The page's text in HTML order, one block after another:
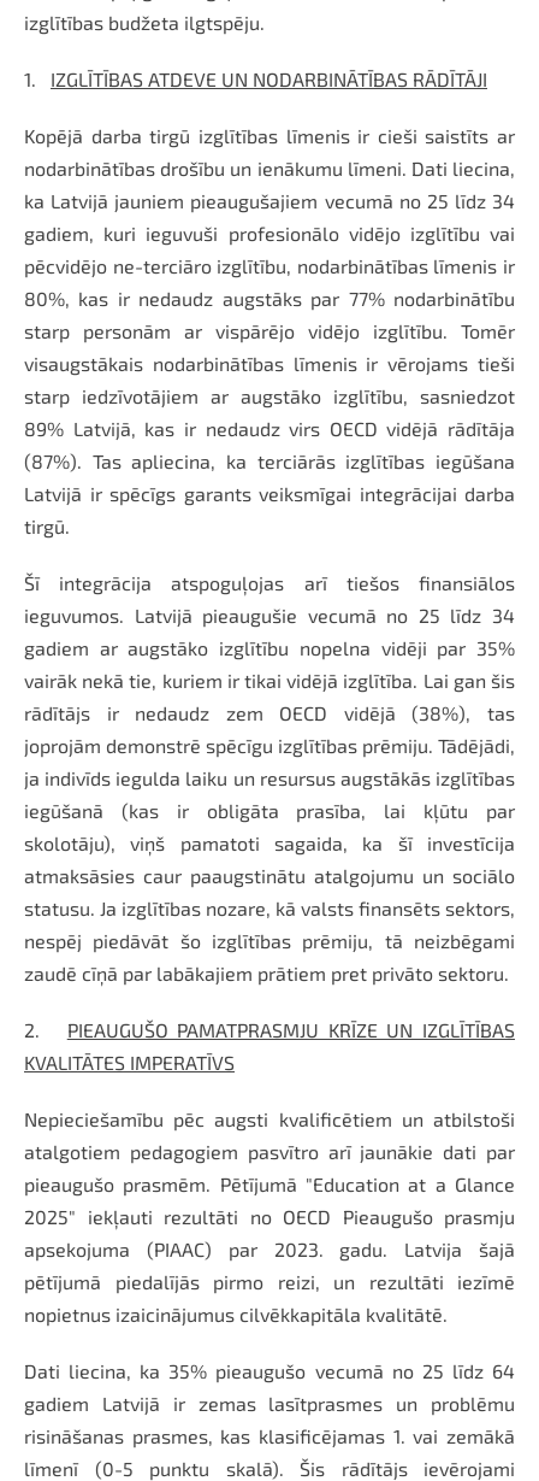
izglītības budžeta ilgtspēju.
1. IZGLĪTĪBAS ATDEVE UN NODARBINĀTĪBAS RĀDĪTĀJI
Kopējā darba tirgū izglītības līmenis ir cieši saistīts ar
nodarbinātības drošību un ienākumu līmeni. Dati liecina,
ka Latvijā jauniem pieaugušajiem vecumā no 25 līdz 34
gadiem, kuri ieguvuši profesionālo vidējo izglītību vai
pēcvidējo ne-terciāro izglītību, nodarbinātības līmenis ir
80%, kas ir nedaudz augstāks par 77% nodarbinātību
starp personām ar vispārējo vidējo izglītību. Tomēr
visaugstākais nodarbinātības līmenis ir vērojams tieši
starp iedzīvotājiem ar augstāko izglītību, sasniedzot
89% Latvijā, kas ir nedaudz virs OECD vidējā rādītāja
(87%). Tas apliecina, ka terciārās izglītības iegūšana
Latvijā ir spēcīgs garants veiksmīgai integrācijai darba
tirgū.
Šī integrācija atspoguļojas arī tiešos finansiālos
ieguvumos. Latvijā pieaugušie vecumā no 25 līdz 34
gadiem ar augstāko izglītību nopelna vidēji par 35%
vairāk nekā tie, kuriem ir tikai vidējā izglītība. Lai gan šis
rādītājs ir nedaudz zem OECD vidējā (38%), tas
joprojām demonstrē spēcīgu izglītības prēmiju. Tādējādi,
ja indivīds iegulda laiku un resursus augstākās izglītības
iegūšanā (kas ir obligāta prasība, lai kļūtu par
skolotāju), viņš pamatoti sagaida, ka šī investīcija
atmaksāsies caur paaugstinātu atalgojumu un sociālo
statusu. Ja izglītības nozare, kā valsts finansēts sektors,
nespēj piedāvāt šo izglītības prēmiju, tā neizbēgami
zaudē cīņā par labākajiem prātiem pret privāto sektoru.
2.
PIEAUGUŠO PAMATPRASMJU KRĪZE UN IZGLĪTĪBAS
KVALITĀTES IMPERATĪVS
Nepieciešamību pēc augsti kvalificētiem un atbilstoši
atalgotiem pedagogiem pasvītro arī jaunākie dati par
pieaugušo prasmēm. Pētījumā "Education at a Glance
2025" iekļauti rezultāti no OECD Pieaugušo prasmju
apsekojuma (PIAAC) par 2023. gadu. Latvija šajā
pētījumā piedalījās pirmo reizi, un rezultāti iezīmē
nopietnus izaicinājumus cilvēkkapitāla kvalitātē.
Dati liecina, ka 35% pieaugušo vecumā no 25 līdz 64
gadiem Latvijā ir zemas lasītprasmes un problēmu
risināšanas prasmes, kas klasificējamas 1. vai zemākā
līmenī (0-5 punktu skalā). Šis rādītājs ievērojami